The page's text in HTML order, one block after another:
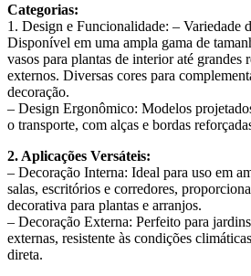
Categorias:
1. Design e Funcionalidade: – Variedade
Disponível em uma ampla gama de
vasos para plantas de interior até grandes
externos. Diversas cores para
decoração.
– Design Ergonômico: Modelos
o transporte, com alças e bordas
2. Aplicações Versáteis:
– Decoração Interna: Ideal para uso em
salas, escritórios e corredores,
decorativa para plantas e arranjos.
– Decoração Externa: Perfeito para
externas, resistente às condições
direta.